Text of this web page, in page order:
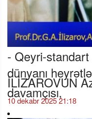
- Qeyri-standart
dünyanı
İLİZAROVUN
davamçısı,
10 dekabr 2025 21:18